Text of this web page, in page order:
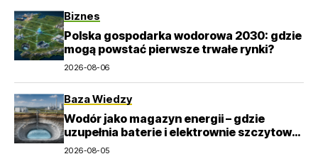
Biznes
Polska gospodarka wodorowa 2030: gdzie
mogą powstać pierwsze trwałe rynki?
2026-08-06
Baza Wiedzy
Wodór jako magazyn energii – gdzie
uzupełnia baterie i elektrownie szczytowo-
pompowe?
2026-08-05